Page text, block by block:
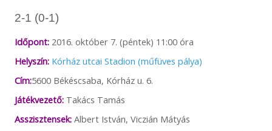
2-1 (0-1)
Időpont:2016. október 7. (péntek) 11:00 óra
Helyszín: Kórház utcai Stadion (műfüves pálya)
Cím:5600 Békéscsaba, Kórház u. 6.
Játékvezető:Takács Tamás
Asszisztensek:Albert István, Viczián Mátyás